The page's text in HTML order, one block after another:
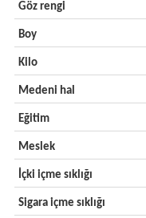
Göz rengi
Boy
Kilo
Medeni hal
Eğitim
Meslek
İçki içme sıklığı
Sigara içme sıklığı